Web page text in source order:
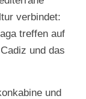
verbindet:
treffen auf
und das
und